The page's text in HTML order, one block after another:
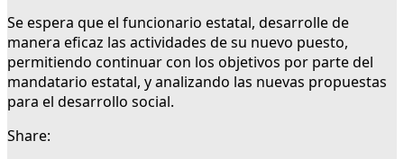
Se espera que el funcionario estatal, desarrolle de
manera eficaz las actividades de su nuevo puesto,
permitiendo continuar con los objetivos por parte del
mandatario estatal, y analizando las nuevas propuestas
para el desarrollo social.
Share: